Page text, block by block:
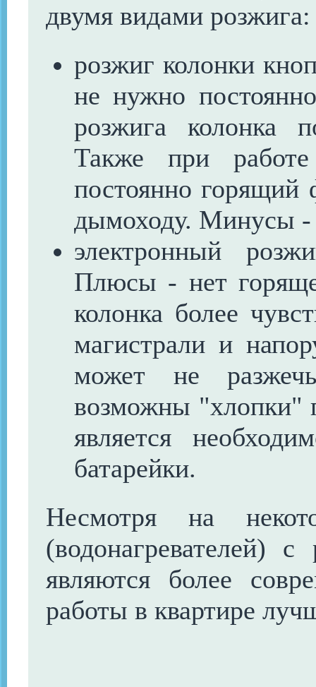
двумя видами
розжиг колонки
не нужно
розжига колонка
Также при
постоянно горящий
дымоходу. Минусы -
электронный
Плюсы - нет
колонка более
магистрали и
может не
возможны "хлопки"
является
батарейки.
Несмотря на
(водонагревателей)
являются более
работы в квартире